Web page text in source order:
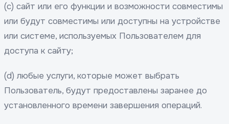
(c) сайт или его функции и возможности совместимы
или будут совместимы или доступны на устройстве
или системе, используемых Пользователем для
доступа к сайту;
(d) любые услуги, которые может выбрать
Пользователь, будут предоставлены заранее до
установленного времени завершения операций.